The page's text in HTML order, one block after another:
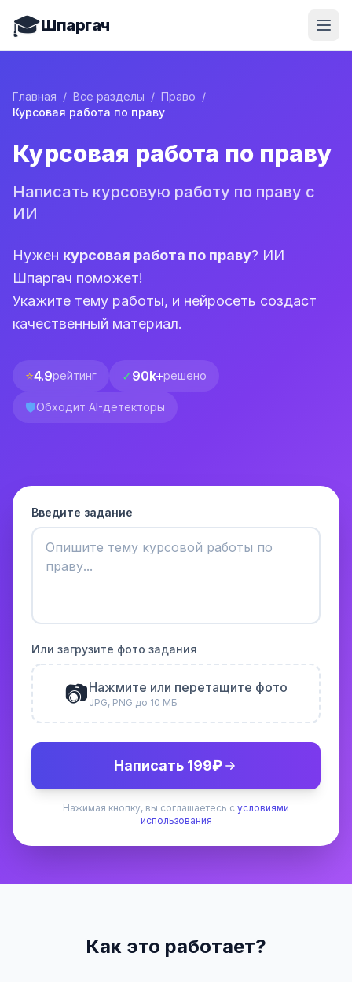
🎓Шпаргач
Главная / Все разделы / Право /
Курсовая работа по праву
Курсовая работа по праву
Написать курсовую работу по праву с
ИИ
Нужен курсовая работа по праву? ИИ
Шпаргач поможет!
Укажите тему работы, и нейросеть создаст
качественный материал.
⭐4.9рейтинг ✓90k+решено
🛡️Обходит AI-детекторы
Введите задание
Или загрузите фото задания
📷Нажмите или перетащите фото
JPG, PNG до 10 МБ
Написать 199₽
Нажимая кнопку, вы соглашаетесь с условиями
использования
Как это работает?